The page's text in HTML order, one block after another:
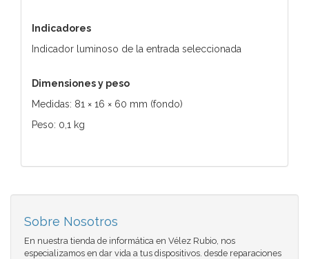
Indicadores
Indicador luminoso de la entrada seleccionada
Dimensiones y peso
Medidas: 81 × 16 × 60 mm (fondo)
Peso: 0,1 kg
Sobre Nosotros
En nuestra tienda de informática en Vélez Rubio, nos
especializamos en dar vida a tus dispositivos. desde reparaciones